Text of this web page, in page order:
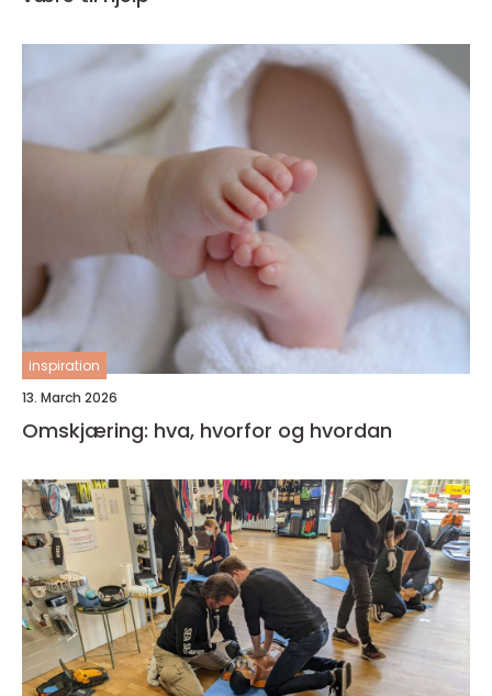
inspiration
13. March 2026
Omskjæring: hva, hvorfor og hvordan